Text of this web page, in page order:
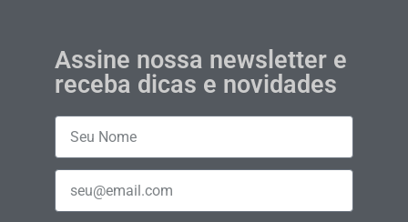
Assine nossa newsletter e
receba dicas e novidades